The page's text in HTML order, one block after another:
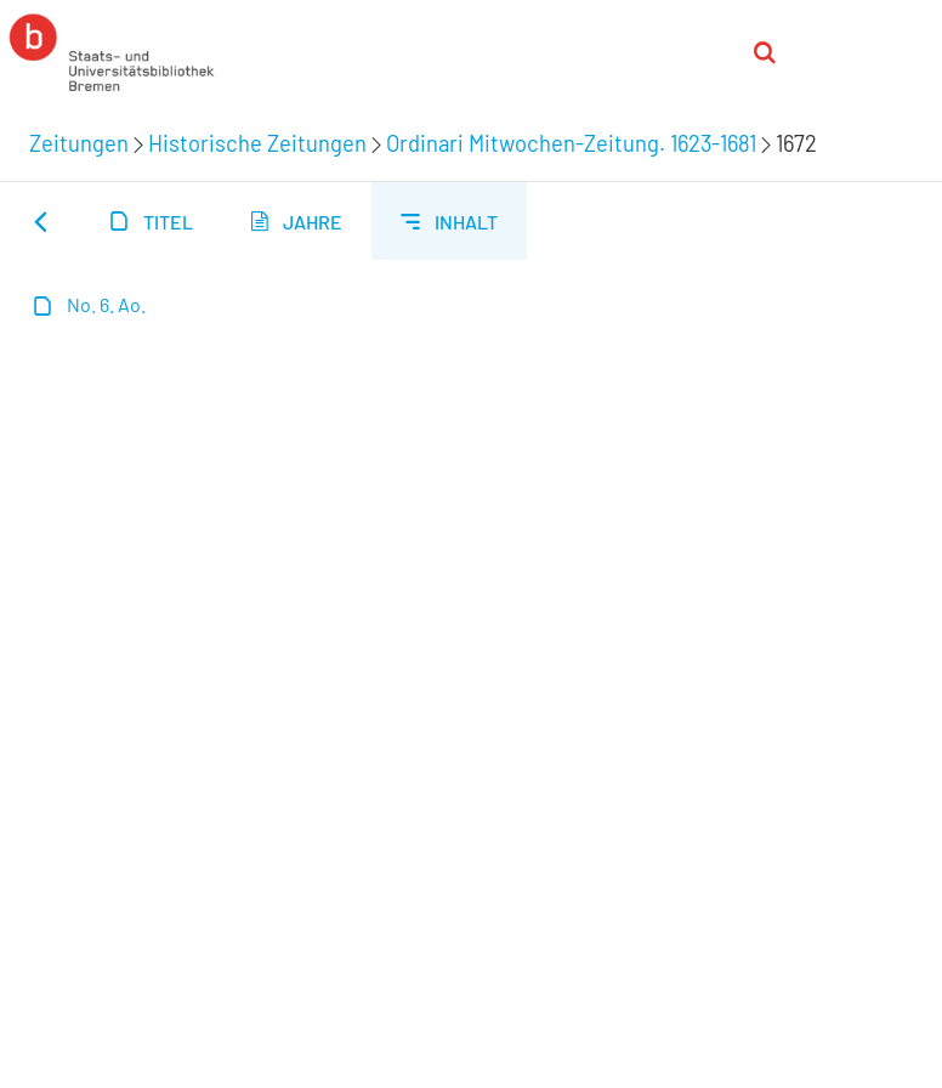
Zeitungen Historische Zeitungen Ordinari Mitwochen-Zeitung. 1623-1681 1672
TITEL JAHRE INHALT
No. 6. Ao.